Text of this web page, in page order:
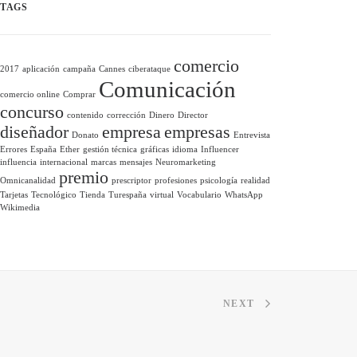
TAGS
2017 aplicación campaña Cannes ciberataque comercio
comercio online Comprar Comunicación
concurso contenido corrección Dinero Director
diseñador Donato empresaempresas Entrevista
Errores España Ether gestión técnica gráficas idioma Influencer
influencia internacional marcas mensajes Neuromarketing
Omnicanalidad premio prescriptor profesiones psicología realidad
Tarjetas Tecnológico Tienda Turespaña virtual Vocabulario WhatsApp
Wikimedia
NEXT